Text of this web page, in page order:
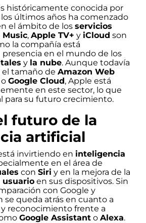
históricamente conocida por
últimos años ha comenzado
el ámbito de los servicios
Music, Apple TV+ y iCloud son
la compañía está
en el mundo de los
y la nube. Aunque todavía
el tamaño de Amazon Web
o Google Cloud, Apple está
en este sector, lo que
para su futuro crecimiento.
futuro de la
artificial
invirtiendo en inteligencia
en el área de
con Siri y en la mejora de la
usuario en sus dispositivos. Sin
con Google y
se queda atrás en cuanto a
reconocimiento frente a
Google Assistant o Alexa.